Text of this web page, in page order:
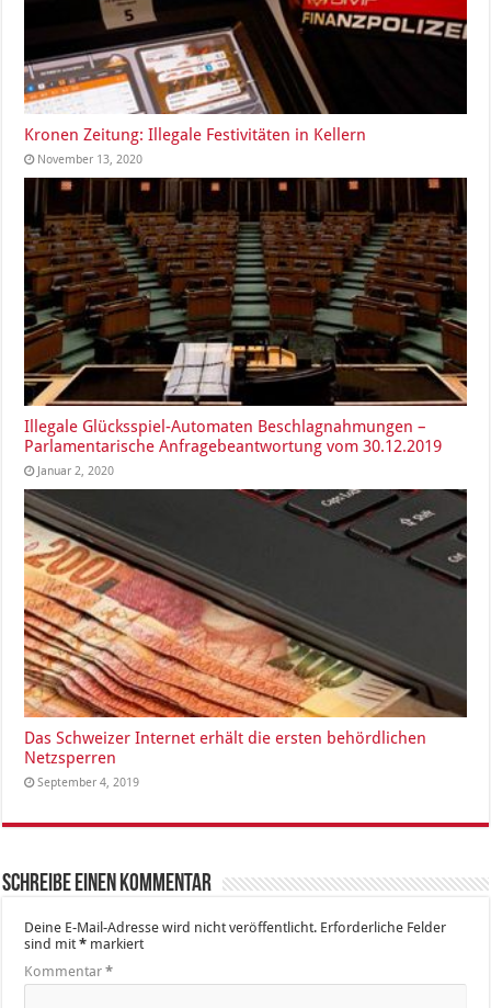
Kronen Zeitung: Illegale Festivitäten in Kellern
November 13, 2020
Illegale Glücksspiel-Automaten Beschlagnahmungen –
Parlamentarische Anfragebeantwortung vom 30.12.2019
Januar 2, 2020
Das Schweizer Internet erhält die ersten behördlichen
Netzsperren
September 4, 2019
Schreibe einen Kommentar
Deine E-Mail-Adresse wird nicht veröffentlicht. Erforderliche Felder
sind mit* markiert
Kommentar*